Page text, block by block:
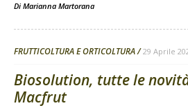
Di Marianna Martorana
FRUTTICOLTURA E ORTICOLTURA 29 Aprile
Biosolution, tutte le
Macfrut